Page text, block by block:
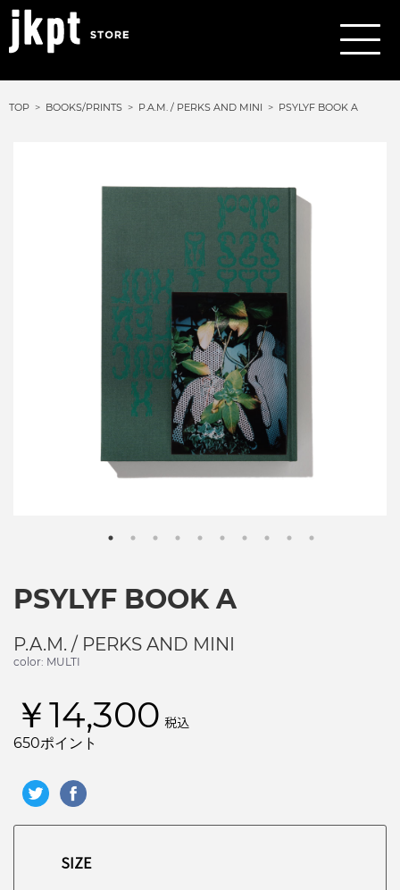
TOP BOOKS/PRINTS P.A.M. / PERKS AND MINI PSYLYF BOOK A
PSYLYF BOOK A
P.A.M. / PERKS AND MINI
color: MULTI
￥14,300 税込
650ポイント